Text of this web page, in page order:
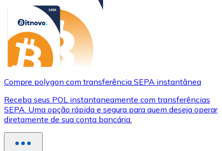
Compre polygon com transferência SEPA instantânea
Receba seus POL instantaneamente com transferências
SEPA. Uma opção rápida e segura para quem deseja operar
diretamente de sua conta bancária.